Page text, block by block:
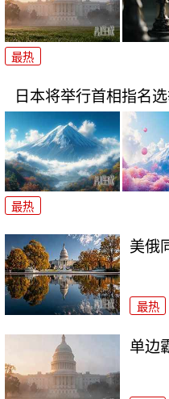
最热
日本将举行首相指名
最热
美俄
最热
单边